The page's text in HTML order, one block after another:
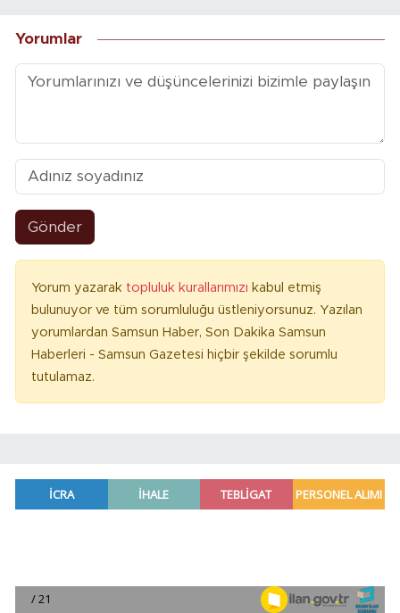
Yorumlar
Gönder
Yorum yazarak topluluk kurallarımızı kabul etmiş
bulunuyor ve tüm sorumluluğu üstleniyorsunuz. Yazılan
yorumlardan Samsun Haber, Son Dakika Samsun
Haberleri - Samsun Gazetesi hiçbir şekilde sorumlu
tutulamaz.